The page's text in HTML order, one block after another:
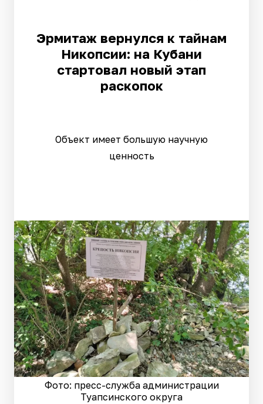
Эрмитаж вернулся к тайнам
Никопсии: на Кубани
стартовал новый этап
раскопок
Объект имеет большую научную
ценность
Фото: пресс-служба администрации
Туапсинского округа